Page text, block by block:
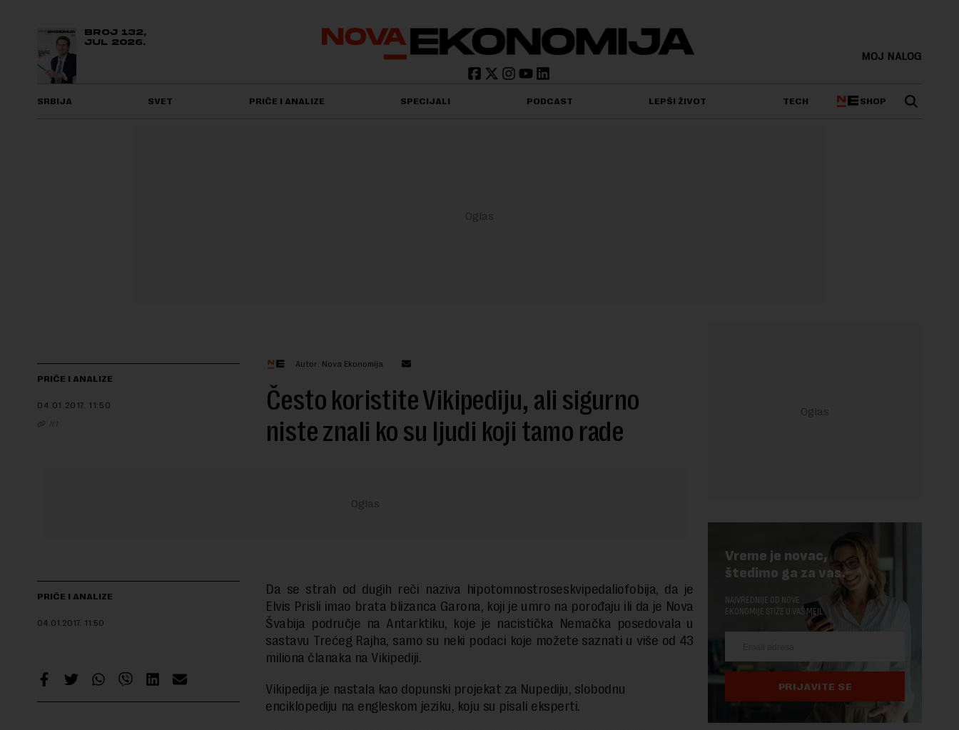
BROJ 132,
JUL 2026.
MOJ NALOG
SRBIJA SVET PRIČE I ANALIZE SPECIJALI PODCAST LEPŠI ŽIVOT TECH SHOP
PRIČE I ANALIZE
04.01.2017. 11:50
N1
Autor: Nova Ekonomija
Često koristite Vikipediju, ali sigurno
niste znali ko su ljudi koji tamo rade
PRIČE I ANALIZE
04.01.2017. 11:50
Da se strah od dugih reči naziva hipotomnostroseskvipedaliofobija, da je
Elvis Prisli imao brata blizanca Garona, koji je umro na porođaju ili da je Nova
Švabija područje na Antarktiku, koje je nacistička Nemačka posedovala u
sastavu Trećeg Rajha, samo su neki podaci koje možete saznati u više od 43
miliona članaka na Vikipediji.
Vikipedija je nastala kao dopunski projekat za Nupediju, slobodnu
enciklopediju na engleskom jeziku, koju su pisali eksperti.
Vreme je novac,
štedimo ga za vas.
NAJVREDNIJE OD NOVE
EKONOMIJE STIŽE U VAŠ MEJL.
PRIJAVITE SE